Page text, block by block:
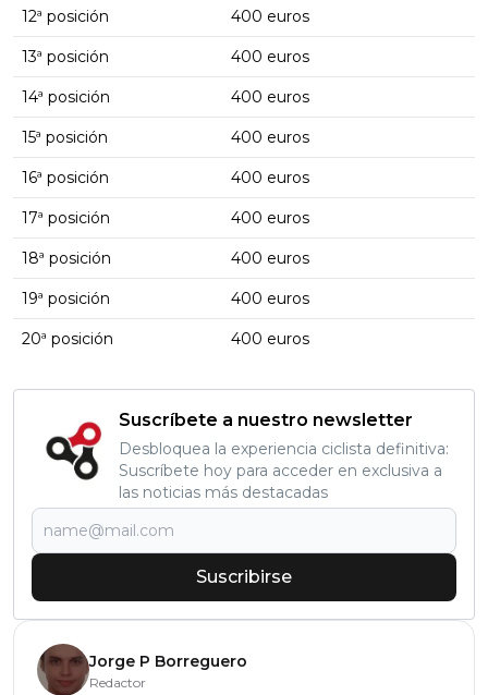
12ª posición 400 euros
13ª posición 400 euros
14ª posición 400 euros
15ª posición 400 euros
16ª posición 400 euros
17ª posición 400 euros
18ª posición 400 euros
19ª posición 400 euros
20ª posición 400 euros
Suscríbete a nuestro newsletter
Desbloquea la experiencia ciclista definitiva:
Suscríbete hoy para acceder en exclusiva a
las noticias más destacadas
Suscribirse
Jorge P Borreguero
Redactor